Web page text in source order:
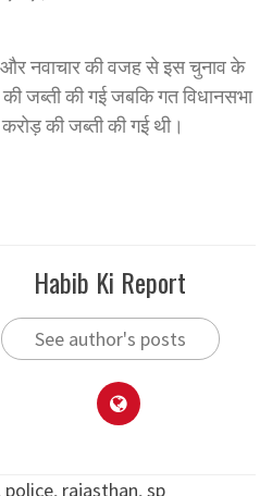
और नवाचार की वजह से इस चुनाव के
जब्ती की गई जबकि गत विधानसभा
की जब्ती की गई थी।
Habib Ki Report
See author's posts
police, rajasthan,sp